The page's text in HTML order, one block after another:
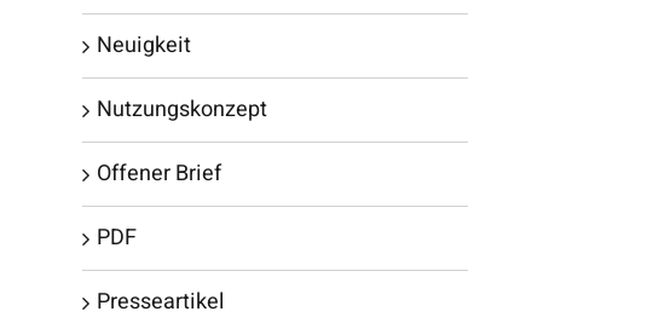
Neuigkeit
Nutzungskonzept
Offener Brief
PDF
Presseartikel